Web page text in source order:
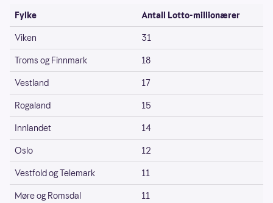
Fylke
Antall Lotto-millionærer
Viken
31
Troms og Finnmark
18
Vestland
17
Rogaland
15
Innlandet
14
Oslo
12
Vestfold og Telemark
11
Møre og Romsdal
11